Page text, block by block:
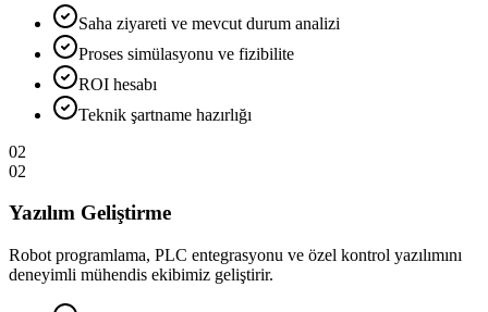
Saha ziyareti ve mevcut durum analizi
Proses simülasyonu ve fizibilite
ROI hesabı
Teknik şartname hazırlığı
02
02
Yazılım Geliştirme
Robot programlama, PLC entegrasyonu ve özel kontrol yazılımını
deneyimli mühendis ekibimiz geliştirir.